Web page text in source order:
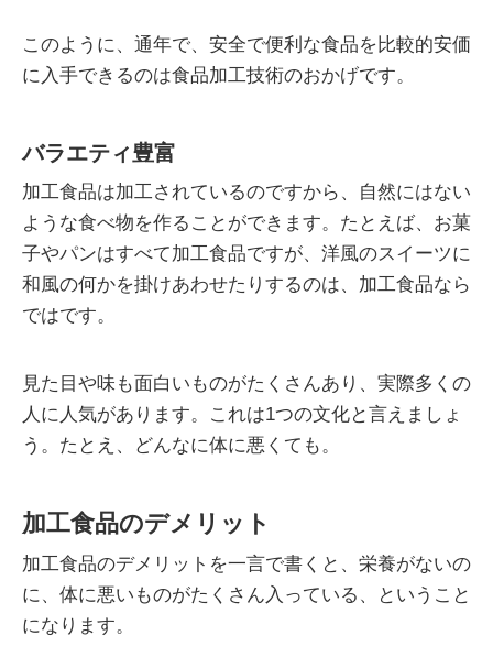
このように、通年で、安全で便利な食品を比較的安価
に入手できるのは食品加工技術のおかげです。
バラエティ豊富
加工食品は加工されているのですから、自然にはない
ような食べ物を作ることができます。たとえば、お菓
子やパンはすべて加工食品ですが、洋風のスイーツに
和風の何かを掛けあわせたりするのは、加工食品なら
ではです。
見た目や味も面白いものがたくさんあり、実際多くの
人に人気があります。これは1つの文化と言えましょ
う。たとえ、どんなに体に悪くても。
加工食品のデメリット
加工食品のデメリットを一言で書くと、栄養がないの
に、体に悪いものがたくさん入っている、ということ
になります。